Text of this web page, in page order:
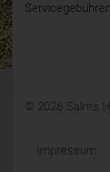
© 2026 Salms
Impressum